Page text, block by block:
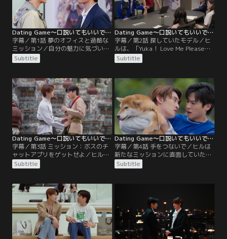
Dating Game～口説いてもいいですか、ボス！？～ ＜タイ放送版＞ 第01話／字幕
字幕／第1話 夢のオフィスと過酷な
ミッション／自分の魅力に気づいて
いない控えめなITオタク気質のヒル
は、自身の夢でもあったゲームデザ
トさせようとしていた。その会社こ
そが、彼の理想の恋人像であった
Yukaがヒロインである恋愛シミュレ
ーションゲーム「Yuka！ Love Me
Please」の開発元であった。
Subtitle
Dating Game～口説いてもいいですか、ボス！？～ ＜タイ放送版＞ 第02話／字幕
字幕／第2話 探していたモデル／ヒ
ルは、「Yuka！ Love Me Please」
を存続させるため、男性キャラの新
作恋愛シミュレーションゲームのプ
る。彼の最初のミッションは、新作
ゲームの完璧なモデルを見つけるこ
と。しかし、その候補者はことごと
く手ごわい社長、ジュンジに却下さ
れ、モデル探しは難航する。
Subtitle
Dating Game～口説いてもいいですか、ボス！？～ ＜タイ放送版＞ 第03話／字幕
字幕／第3話 ミッション：ボスのチ
ャットアプリをゲットせよ／ヒルは
新作の恋愛シミュレーションのプロ
ジェクトのモデルのデータを集める
社長のジュンジを口説き、SNSを使
わない、チャットアプリのアカウン
トを部下に教えたこともないジュン
ジに友達追加してもらわなければな
らなかった。
Subtitle
Dating Game～口説いてもいいですか、ボス！？～ ＜タイ放送版＞ 第04話／字幕
字幕／第4話 手をつないで／ヒルは
新たなミッションに直面していた。
それはボスと恋人のように手をつな
ぐこと！ しかし、チャットアプリの
体どうすれば…！？Yukaのデザイン
を手がけた才能あふれる可愛らしい
2Dアーティスト、イーンスの登場に
よって、ヒルの鼓動は高鳴るばか
Subtitle